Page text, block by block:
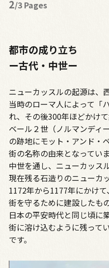
2/3 Pages
都市の成り立ち
ー古代・中世ー
ニューカッスルの起源は、
当時のローマ人によって「
れ、その後300年ほどかけ
ベール２世（ノルマンディ
の跡地にモット・アンド・
街の名称の由来となっていま
中世を通し、ニューカッス
現在残る石造りのニューカ
1172年から1177年にかけ
街を守るために建設したも
日本の平安時代と同じ頃に
街に溶け込むように残っ
です。